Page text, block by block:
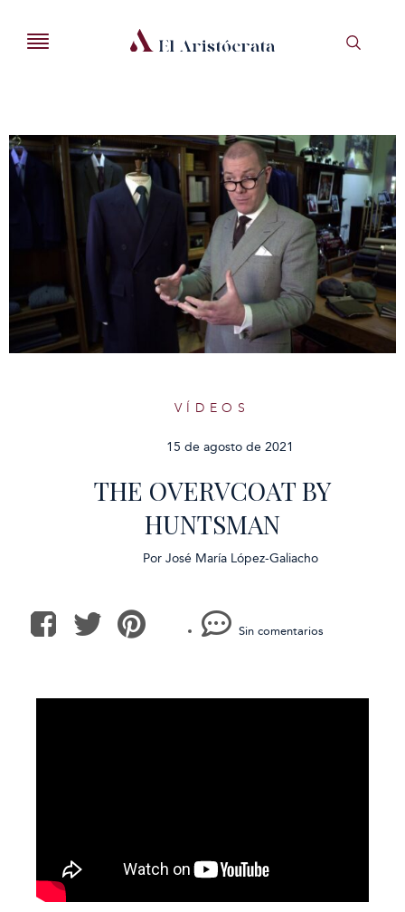
VÍDEOS
15 de agosto de 2021
THE OVERVCOAT BY
HUNTSMAN
Por José María López-Galiacho
Sin comentarios